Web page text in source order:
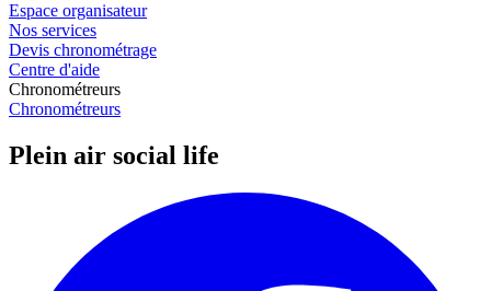
Espace organisateur
Nos services
Devis chronométrage
Centre d'aide
Chronométreurs
Chronométreurs
Plein air social life